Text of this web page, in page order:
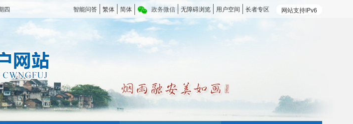
网站支持IPv6
智能问答 繁体 简体 政务微信 无障碍浏览 用户空间 长者专区
四